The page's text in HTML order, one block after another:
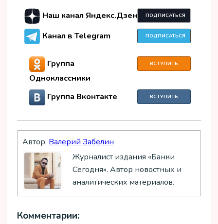
Наш канал Яндекс.Дзен
ПОДПИСАТЬСЯ
Канал в Telegram ПОДПИСАТЬСЯ
Группа
Одноклассники
ВСТУПИТЬ
Группа Вконтакте ВСТУПИТЬ
Автор: Валерий Забелин
Журналист издания «Банки
Сегодня». Автор новостных и
аналитических материалов.
Комментарии: